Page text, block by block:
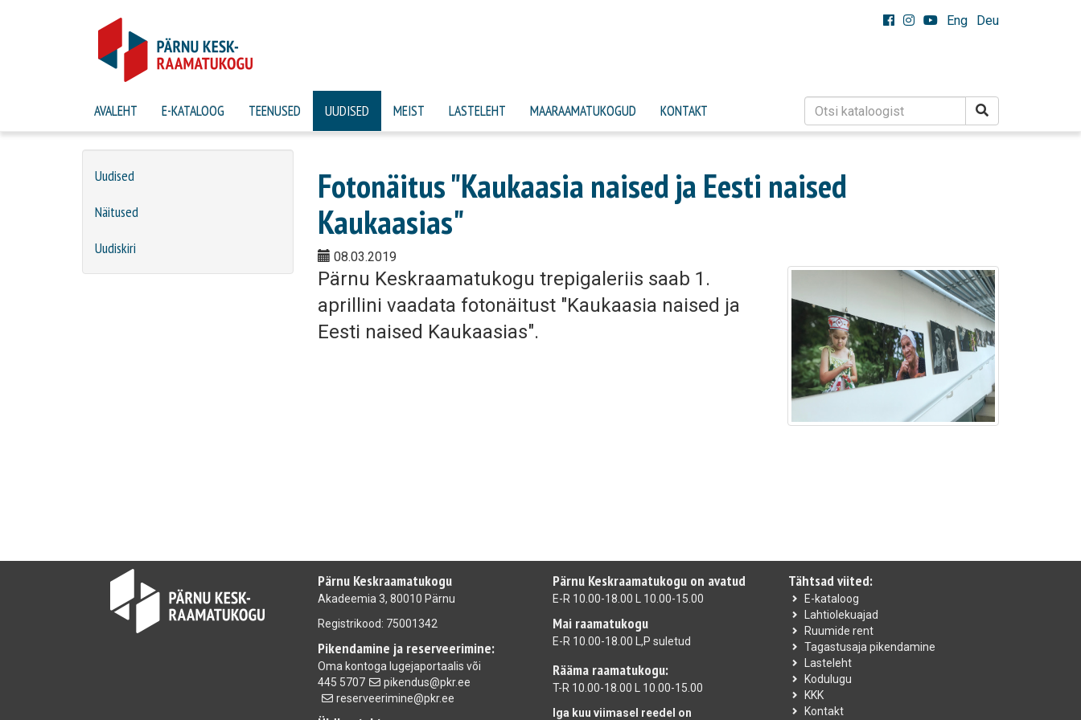
Eng Deu
AVALEHT E-KATALOOG TEENUSED UUDISED MEIST LASTELEHT MAARAAMATUKOGUD KONTAKT
Uudised
Näitused
Uudiskiri
Fotonäitus "Kaukaasia naised ja Eesti naised
Kaukaasias"
08.03.2019
Pärnu Keskraamatukogu trepigaleriis saab 1.
aprillini vaadata fotonäitust "Kaukaasia naised ja
Eesti naised Kaukaasias".
Pärnu Keskraamatukogu
Akadeemia 3, 80010 Pärnu
Registrikood: 75001342
Pikendamine ja reserveerimine:
Oma kontoga lugejaportaalis või
445 5707
pikendus@pkr.ee
reserveerimine@pkr.ee
Pärnu Keskraamatukogu on avatud
E-R 10.00-18.00 L 10.00-15.00
Mai raamatukogu
E-R 10.00-18.00 L,P suletud
Rääma raamatukogu:
T-R 10.00-18.00 L 10.00-15.00
Iga kuu viimasel reedel on
Tähtsad viited:
E-kataloog
Lahtiolekuajad
Ruumide rent
Tagastusaja pikendamine
Lasteleht
Kodulugu
KKK
Kontakt